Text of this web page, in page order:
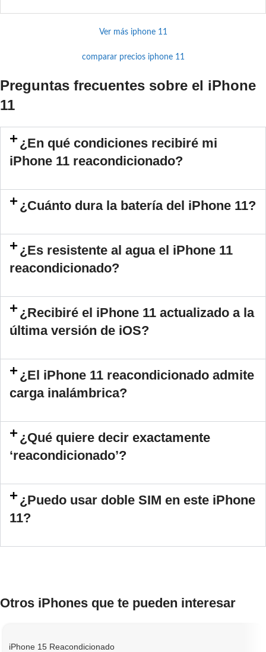
Ver más iphone 11
comparar precios iphone 11
Preguntas frecuentes sobre el iPhone
11
¿En qué condiciones recibiré mi
iPhone 11 reacondicionado?
¿Cuánto dura la batería del iPhone 11?
¿Es resistente al agua el iPhone 11
reacondicionado?
¿Recibiré el iPhone 11 actualizado a la
última versión de iOS?
¿El iPhone 11 reacondicionado admite
carga inalámbrica?
¿Qué quiere decir exactamente
‘reacondicionado’?
¿Puedo usar doble SIM en este iPhone
11?
Otros iPhones que te pueden interesar
iPhone 15 Reacondicionado